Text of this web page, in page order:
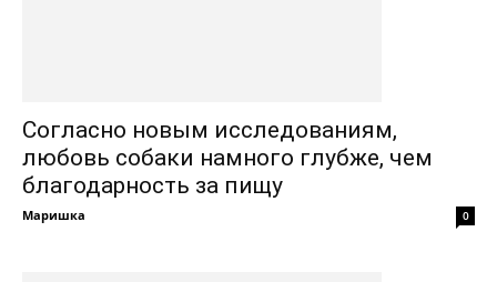
Согласно новым исследованиям,
любовь собаки намного глубже, чем
благодарность за пищу
Маришка 0